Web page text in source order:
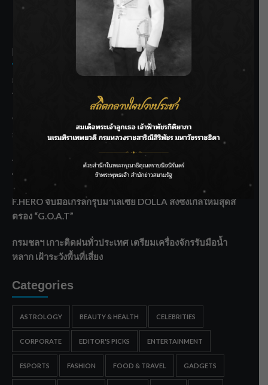
THE BEST ENTERTAINMENT
Recent Posts
กรมชลฯ รับฟังประชาชน ติดตามแก้ปัญหาโครงการประตู
ระบายน้ำศรีสองรักฯ
‘แมน การิน’ แชร์ความเชื่อชวนคิด! “อยากกินอะไรหลังจาก
ลาโลกนี้ ให้ใส่บาตรสิ่งนั้นไว้ตอนยังมีชีวิต”
ราชเลขานุการในพระองค์ฯ ติดตามโครงการหุบกะพง–ห้วย
ทรายใต้ เสริมความมั่นคงน้ำเพชรบุรี
F.HERO จับมือเกิร์ลกรุ๊ปมาเลเซีย DOLLA ส่งซิงเกิลใหม่สุดส
ตรอง “G.O.A.T”
กรมชลฯ เกาะติดฝนทั่วประเทศ เตรียมเครื่องจักรรับมือน้ำ
หลาก เฝ้าระวังพื้นที่เสี่ยง
Categories
ASTROLOGY BEAUTY & HEALTH CELEBRITIES
CORPORATE EDITOR'S PICKS ENTERTAINMENT
ESPORTS FASHION FOOD & TRAVEL GADGETS